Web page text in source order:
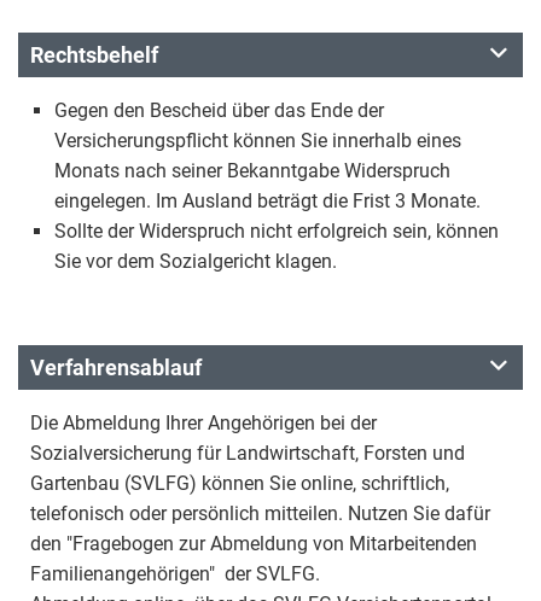
Rechtsbehelf
Gegen den Bescheid über das Ende der
Versicherungspflicht können Sie innerhalb eines
Monats nach seiner Bekanntgabe Widerspruch
eingelegen. Im Ausland beträgt die Frist 3 Monate.
Sollte der Widerspruch nicht erfolgreich sein, können
Sie vor dem Sozialgericht klagen.
Verfahrensablauf
Die Abmeldung Ihrer Angehörigen bei der
Sozialversicherung für Landwirtschaft, Forsten und
Gartenbau (SVLFG) können Sie online, schriftlich,
telefonisch oder persönlich mitteilen. Nutzen Sie dafür
den "Fragebogen zur Abmeldung von Mitarbeitenden
Familienangehörigen" der SVLFG.